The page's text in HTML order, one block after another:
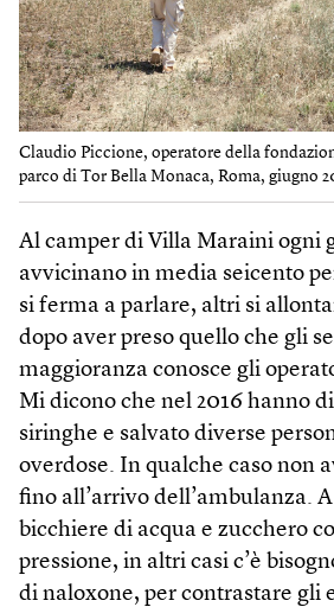
Claudio Piccione, operatore della
parco di Tor Bella Monaca, Roma, giugno
Al camper di Villa Maraini ogni
avvicinano in media seicento
si ferma a parlare, altri si
dopo aver preso quello che gli
maggioranza conosce gli
Mi dicono che nel 2016 hanno
siringhe e salvato diverse
overdose. In qualche caso non
fino all’arrivo dell’ambulanza.
bicchiere di acqua e zucchero
pressione, in altri casi c’è
di naloxone, per contrastare gli